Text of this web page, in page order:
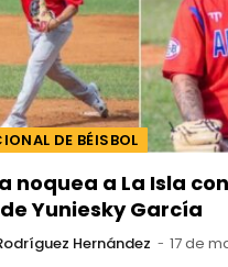
DE BÉISBOL
noquea a La Isla
Yuniesky García
Hernández 17 de